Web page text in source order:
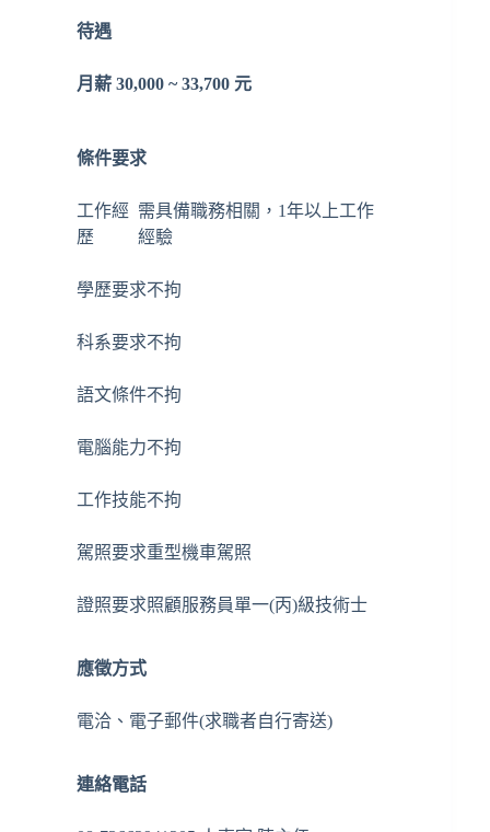
待遇
月薪 30,000 ~ 33,700 元
條件要求
工作經
歷
需具備職務相關，1年以上工作
經驗
學歷要求不拘
科系要求不拘
語文條件不拘
電腦能力不拘
工作技能不拘
駕照要求重型機車駕照
證照要求照顧服務員單一(丙)級技術士
應徵方式
電洽、電子郵件(求職者自行寄送)
連絡電話